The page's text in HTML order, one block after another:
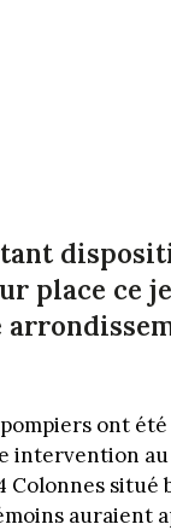
place ce
ont été
intervention au
Colonnes situé
auraient